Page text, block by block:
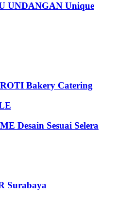
UNDANGAN Unique
Bakery Catering
Desain Sesuai Selera
Surabaya